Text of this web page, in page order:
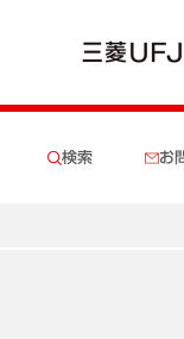
検索 お